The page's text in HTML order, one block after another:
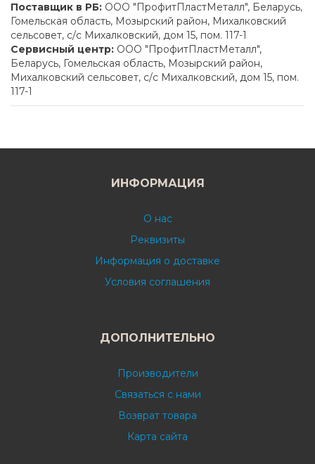
Поставщик в РБ: ООО "ПрофитПластМеталл", Беларусь,
Гомельская область, Мозырский район, Михалковский
сельсовет, с/с Михалковский, дом 15, пом. 117-1
Сервисный центр: ООО "ПрофитПластМеталл",
Беларусь, Гомельская область, Мозырский район,
Михалковский сельсовет, с/с Михалковский, дом 15, пом.
117-1
ИНФОРМАЦИЯ
О нас
Реквизиты
Информация о доставке
Условия соглашения
ДОПОЛНИТЕЛЬНО
Производители
Связаться с нами
Возврат товара
Карта сайта